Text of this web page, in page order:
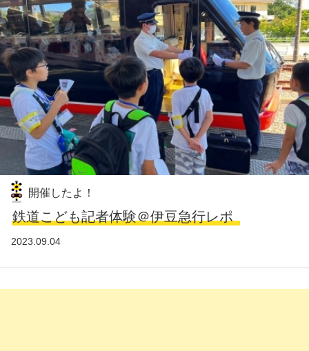
開催したよ！
鉄道こども記者体験＠伊豆急行レポ
2023.09.04